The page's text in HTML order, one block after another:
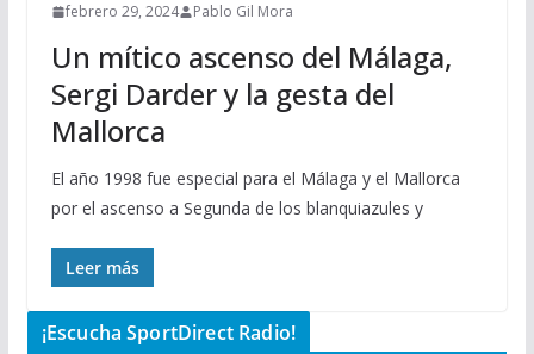
febrero 29, 2024 Pablo Gil Mora
Un mítico ascenso del Málaga,
Sergi Darder y la gesta del
Mallorca
El año 1998 fue especial para el Málaga y el Mallorca
por el ascenso a Segunda de los blanquiazules y
Leer más
¡Escucha SportDirect Radio!